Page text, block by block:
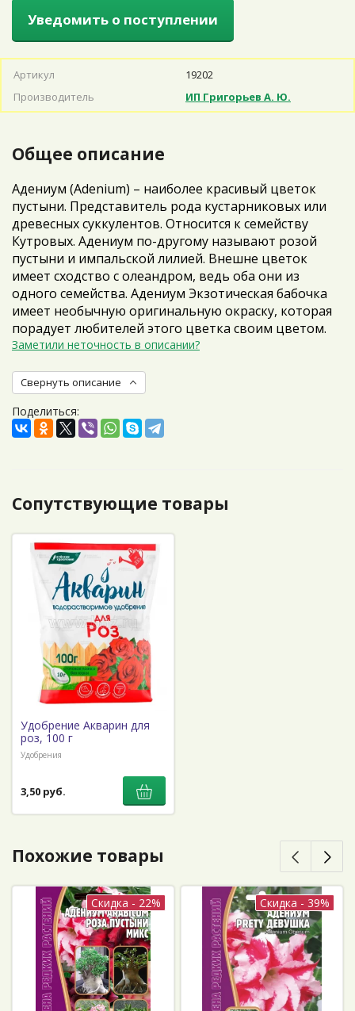
Уведомить о поступлении
Артикул
19202
Производитель
ИП Григорьев А. Ю.
Общее описание
Адениум (Adenium) – наиболее красивый цветок
пустыни. Представитель рода кустарниковых или
древесных суккулентов. Относится к семейству
Кутровых. Адениум по-другому называют розой
пустыни и импальской лилией. Внешне цветок
имеет сходство с олеандром, ведь оба они из
одного семейства. Адениум Экзотическая бабочка
имеет необычную оригинальную окраску, которая
порадует любителей этого цветка своим цветом.
Заметили неточность в описании?
Свернуть описание
Поделиться:
Сопутствующие товары
Удобрение Акварин для
роз, 100 г
Удобрения
3,50 руб.
Похожие товары
Скидка - 22% Скидка - 39%